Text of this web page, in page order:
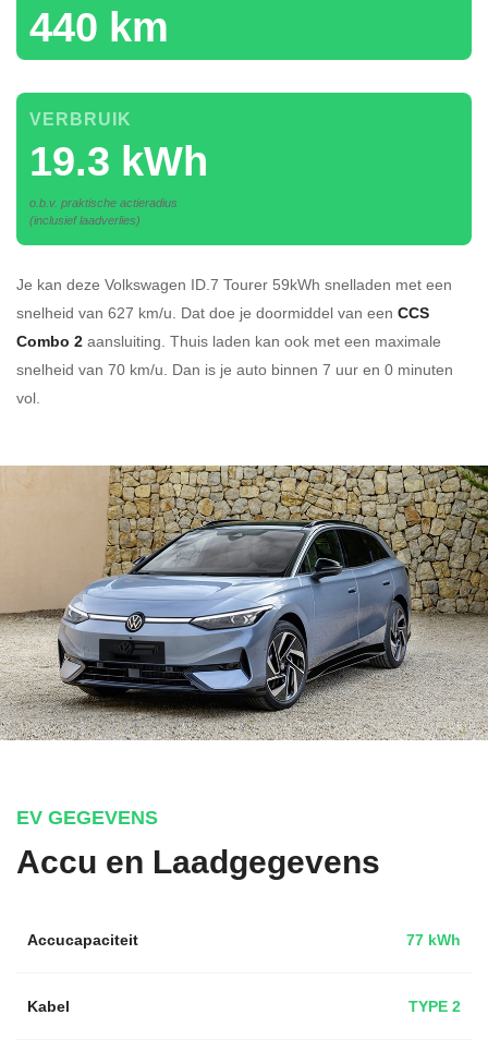
440 km
19.3 kWh
VERBRUIK
o.b.v. praktische actieradius
(inclusief laadverlies)
Je kan deze Volkswagen ID.7 Tourer 59kWh snelladen met een
snelheid van 627 km/u. Dat doe je doormiddel van een CCS
Combo 2 aansluiting. Thuis laden kan ook met een maximale
snelheid van 70 km/u. Dan is je auto binnen 7 uur en 0 minuten
vol.
EV GEGEVENS
Accu en Laadgegevens
Accucapaciteit 77 kWh
Kabel TYPE 2